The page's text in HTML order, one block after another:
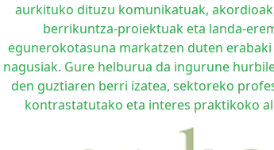
aurkituko dituzu komunikatuak,
berrikuntza-proiektuak eta landa-
egunerokotasuna markatzen duten
nagusiak. Gure helburua da ingurune
den guztiaren berri izatea, sektoreko
kontrastatutako eta interes praktikoko